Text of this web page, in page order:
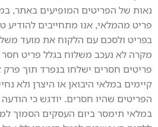
נאות של הפריטים המופיעים באתר,
פריט מהמלאי, אנו מתחייבים להודיע
בפריט ולסכם עם הלקוח את מועד
מקרה לא נעכב משלוח בגלל פריט חסר
פריטים חסרים ישלחו בנפרד תוך פרק
קיימים במלאי היבואן או היצרן ולא
הפריטים שהיו חסרים. יודגש כי
במלאי תימסר ביום העסקים הסמוך